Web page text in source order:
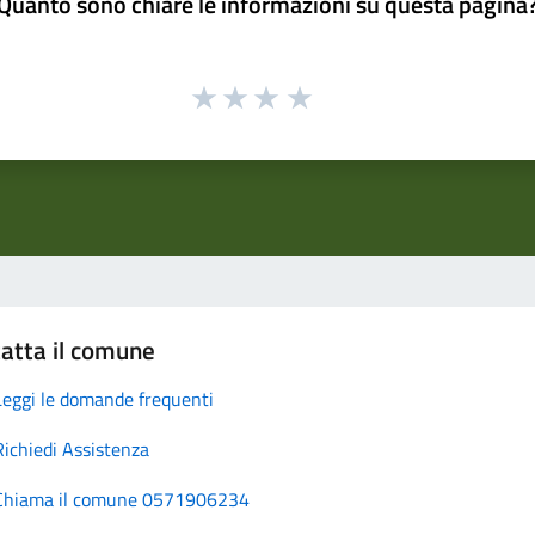
il comune
le domande frequenti
Assistenza
il comune 0571906234